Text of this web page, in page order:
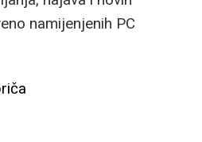
namijenjenih PC